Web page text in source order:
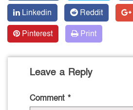
Linkedin
Reddit
Pinterest
Print
Leave a Reply
Comment *